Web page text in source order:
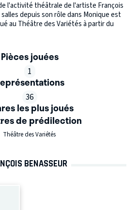
l'activité théâtrale de l'artiste François
salles depuis son rôle dans Monique est
au Théâtre des Variétés à partir du
Pièces jouées
1
36
les plus joués
de prédilection
Théâtre des Variétés
BENASSEUR